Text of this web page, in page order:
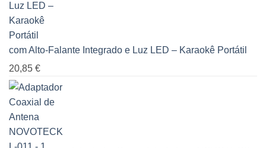
com Alto-Falante Integrado e Luz LED – Karaokê Portátil
20,85 €